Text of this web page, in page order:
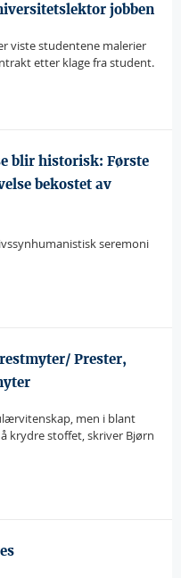
jobben
viste studentene malerier
etter klage fra student.
blir historisk: Første
bekostet av
seremoni
Prester,
men i blant
krydre stoffet, skriver Bjørn